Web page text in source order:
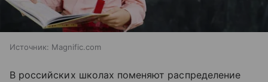
Источник: Magnific.com
В российских школах поменяют распределение